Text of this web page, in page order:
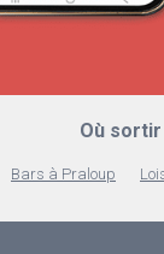
Où sortir
Bars à Praloup